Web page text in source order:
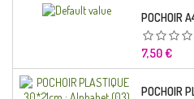
Prix
7,50 €